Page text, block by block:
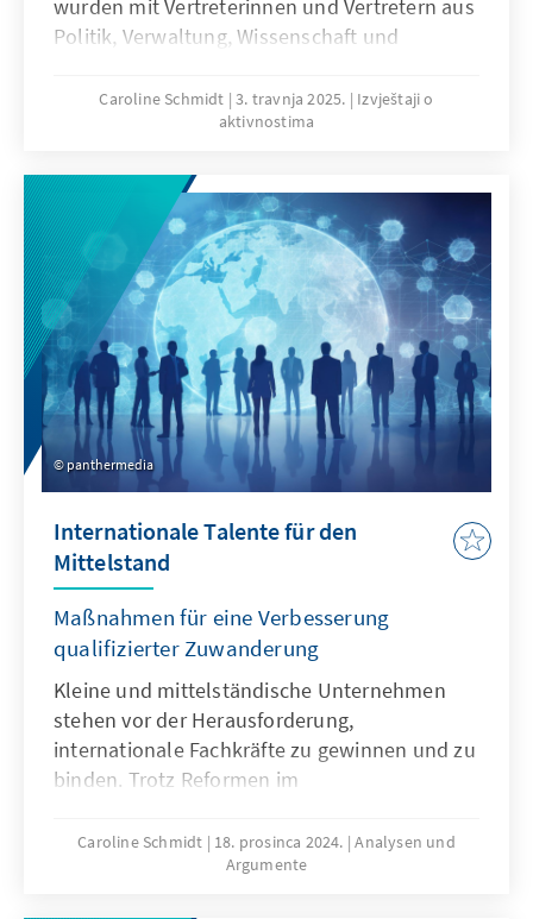
wurden mit Vertreterinnen und Vertretern aus
Politik, Verwaltung, Wissenschaft und
Lösungsansätze zur Ausgestaltung eines
verantwortungsvollen, humanen und
der Flucht diskutiert.
Caroline Schmidt 3. travnja 2025.
Izvještaji o
aktivnostima
panthermedia
Internationale Talente für den
Mittelstand
Maßnahmen für eine Verbesserung
qualifizierter Zuwanderung
Kleine und mittelständische Unternehmen
stehen vor der Herausforderung,
internationale Fachkräfte zu gewinnen und zu
binden. Trotz Reformen im
qualifizierten Erwerbszuwanderung nach
Deutschland niedrig. Welche Maßnahmen
Caroline Schmidt 18. prosinca 2024. Analysen und
Argumente